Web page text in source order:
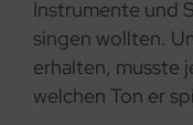
Instrumente und
singen wollten.
erhalten, musste
welchen Ton er